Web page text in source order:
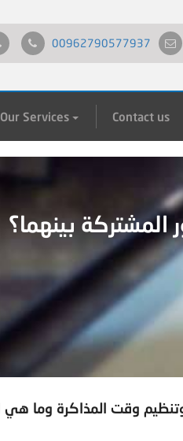
00962790577937
Our Services Contact us